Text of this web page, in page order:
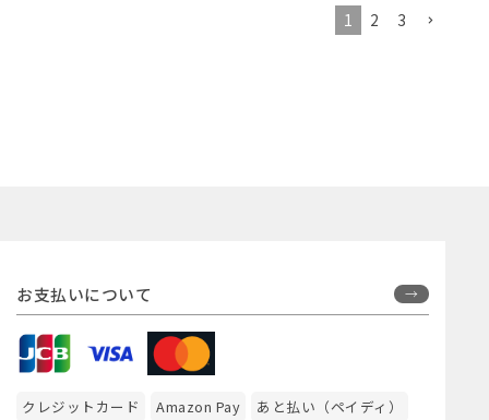
1 2 3
お支払いについて
クレジットカード Amazon Pay
あと払い（ペイディ）